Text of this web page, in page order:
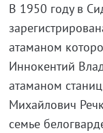
В 1950 году в
атаманом
Иннокентий
атаманом
Михайлович
семье